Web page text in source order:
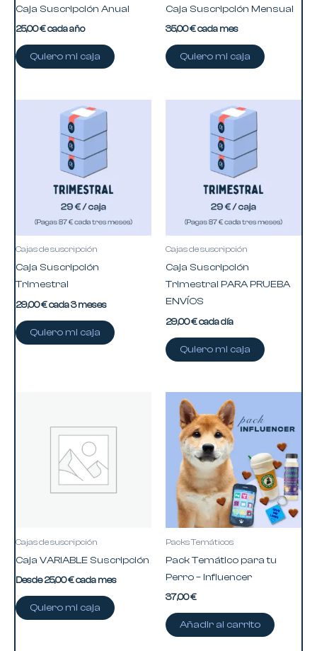
Caja Suscripción Anual
25,00€cada año
Quiero mi caja
Caja Suscripción Mensual
35,00€cada mes
Quiero mi caja
Cajas de suscripción
Caja Suscripción
Trimestral
29,00€cada 3 meses
Quiero mi caja
Cajas de suscripción
Caja Suscripción
Trimestral PARA PRUEBA
ENVÍOS
29,00€cada día
Quiero mi caja
Cajas de suscripción
Caja VARIABLE Suscripción
Desde25,00€cada mes
Quiero mi caja
la
página
Packs Temáticos
Pack Temático para tu
Perro – Influencer
37,00€
Añadir al carrito